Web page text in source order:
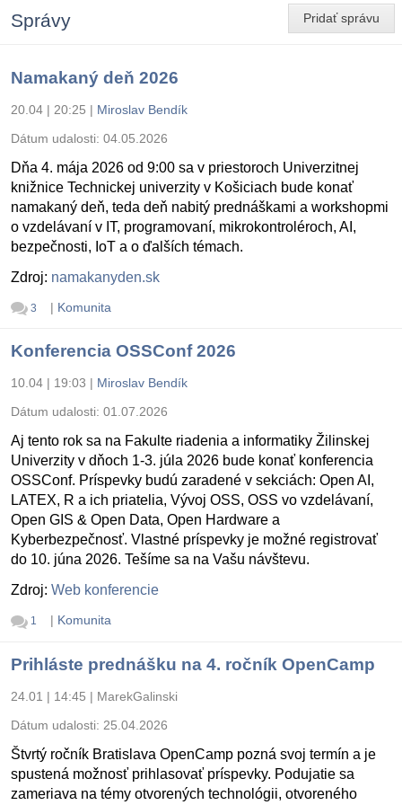
Pridať správu
Správy
Namakaný deň 2026
20.04 | 20:25 | Miroslav Bendík
Dátum udalosti: 04.05.2026
Dňa 4. mája 2026 od 9:00 sa v priestoroch Univerzitnej
knižnice Technickej univerzity v Košiciach bude konať
namakaný deň, teda deň nabitý prednáškami a workshopmi
o vzdelávaní v IT, programovaní, mikrokontroléroch, AI,
bezpečnosti, IoT a o ďalších témach.
Zdroj: namakanyden.sk
3 | Komunita
Konferencia OSSConf 2026
10.04 | 19:03 | Miroslav Bendík
Dátum udalosti: 01.07.2026
Aj tento rok sa na Fakulte riadenia a informatiky Žilinskej
Univerzity v dňoch 1-3. júla 2026 bude konať konferencia
OSSConf. Príspevky budú zaradené v sekciách: Open AI,
LATEX, R a ich priatelia, Vývoj OSS, OSS vo vzdelávaní,
Open GIS & Open Data, Open Hardware a
Kyberbezpečnosť. Vlastné príspevky je možné registrovať
do 10. júna 2026. Tešíme sa na Vašu návštevu.
Zdroj: Web konferencie
1 | Komunita
Prihláste prednášku na 4. ročník OpenCamp
24.01 | 14:45 | MarekGalinski
Dátum udalosti: 25.04.2026
Štvrtý ročník Bratislava OpenCamp pozná svoj termín a je
spustená možnosť prihlasovať príspevky. Podujatie sa
zameriava na témy otvorených technológii, otvoreného